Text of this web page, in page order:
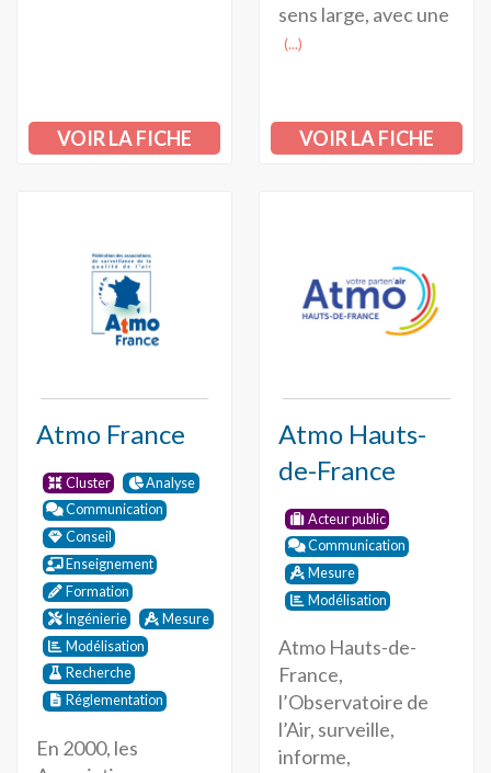
VOIR LA FICHE
sens large, avec une
(...)
VOIR LA FICHE
Atmo France
Cluster
Analyse
Communication
Conseil
Enseignement
Formation
Ingénierie
Mesure
Modélisation
Recherche
Réglementation
En 2000, les
Atmo Hauts-
de-France
Acteur public
Communication
Mesure
Modélisation
Atmo Hauts-de-
France,
l’Observatoire de
l’Air, surveille,
informe,